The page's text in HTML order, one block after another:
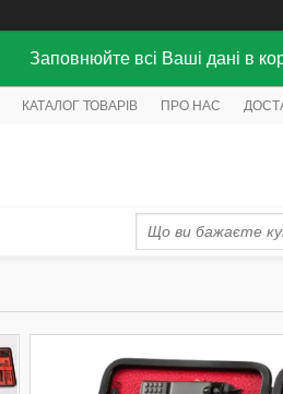
Заповнюйте всі Ваші дані в
КАТАЛОГ ТОВАРІВ ПРО НАС